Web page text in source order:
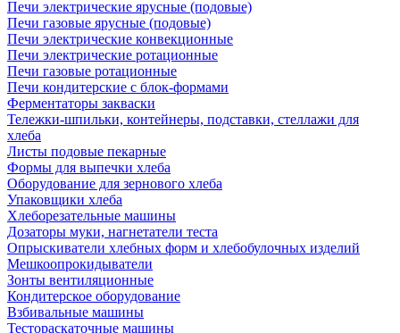
Печи электрические ярусные (подовые)
Печи газовые ярусные (подовые)
Печи электрические конвекционные
Печи электрические ротационные
Печи газовые ротационные
Печи кондитерские с блок-формами
Ферментаторы закваски
Тележки-шпильки, контейнеры, подставки, стеллажи для
хлеба
Листы подовые пекарные
Формы для выпечки хлеба
Оборудование для зернового хлеба
Упаковщики хлеба
Хлеборезательные машины
Дозаторы муки, нагнетатели теста
Опрыскиватели хлебных форм и хлебобулочных изделий
Мешкоопрокидыватели
Зонты вентиляционные
Кондитерское оборудование
Взбивальные машины
Тестораскаточные машины